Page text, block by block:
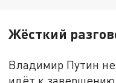
Жёсткий
Владимир Путин